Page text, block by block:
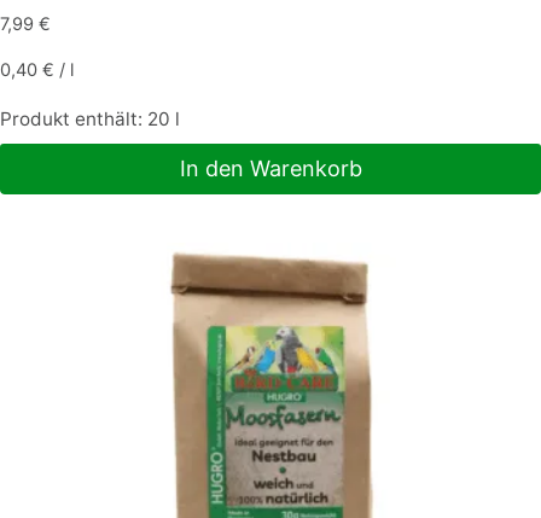
7,99 €
0,40 € / l
Produkt enthält: 20 l
In den Warenkorb